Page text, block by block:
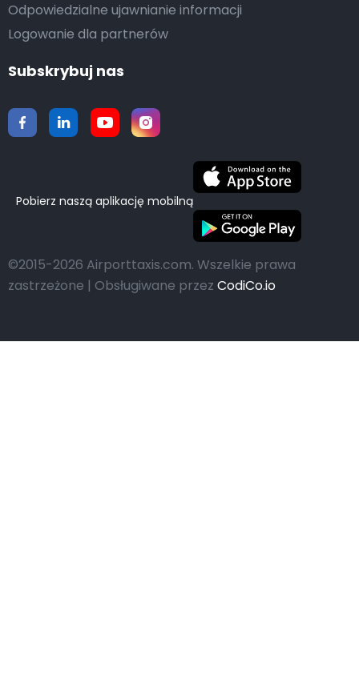
Odpowiedzialne ujawnianie informacji
Logowanie dla partnerów
Subskrybuj nas
Pobierz naszą aplikację mobilną
©2015-2026 Airporttaxis.com. Wszelkie prawa
zastrzeżone | Obsługiwane przez CodiCo.io